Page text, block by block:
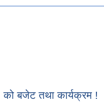
बजेट तथा कार्यक्रम !